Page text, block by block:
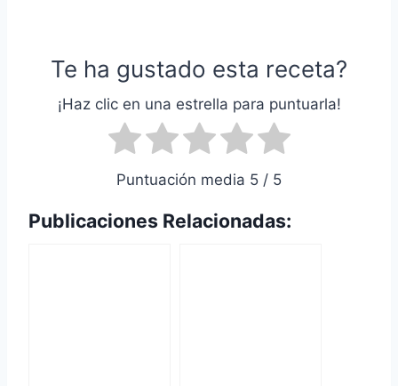
Te ha gustado esta receta?
¡Haz clic en una estrella para puntuarla!
Puntuación media 5 / 5
Publicaciones Relacionadas: